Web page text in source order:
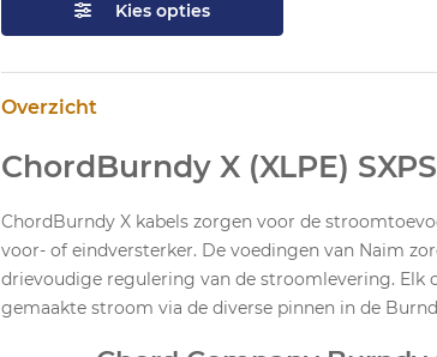
Kies opties
Overzicht
ChordBurndy X (XLPE)
ChordBurndy X kabels zorgen voor de
voor- of eindversterker. De voedingen van Naim
drievoudige regulering van de stroomlevering. Elk
gemaakte stroom via de diverse pinnen in de